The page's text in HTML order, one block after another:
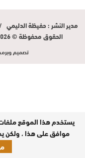
مدير النشر : حفيظة
الحقوق محفوظة © 2026
تصميم
يستخدم هذا الموقع
موافق على هذا ، ولكن